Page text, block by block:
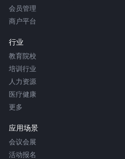
会员管理
商户平台
行业
教育院校
培训行业
人力资源
医疗健康
更多
应用场景
会议会展
活动报名